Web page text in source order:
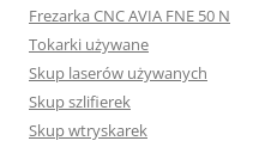
Frezarka CNC AVIA FNE 50 N
Tokarki używane
Skup laserów używanych
Skup szlifierek
Skup wtryskarek